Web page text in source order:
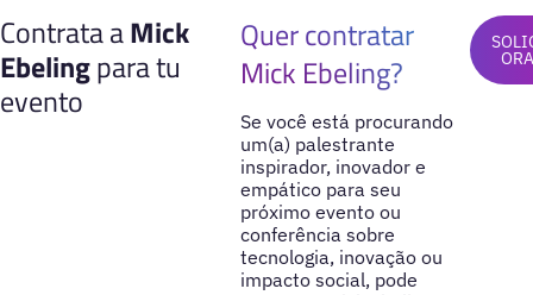
Contrata aMick
Ebelingpara tu
evento
Quer contratar
Mick Ebeling?
Se você está procurando
um(a) palestrante
inspirador, inovador e
empático para seu
próximo evento ou
conferência sobre
tecnologia, inovação ou
impacto social, pode